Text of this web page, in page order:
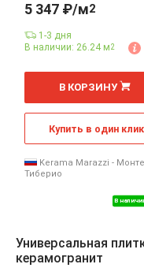
В
5 347 ₽/м2
1-3 дня
В наличии: 26.24 м2
м
В КОРЗИНУ
Купить в один клик
Kerama Marazzi - Монте
Тиберио
Универсальная
керамогранит